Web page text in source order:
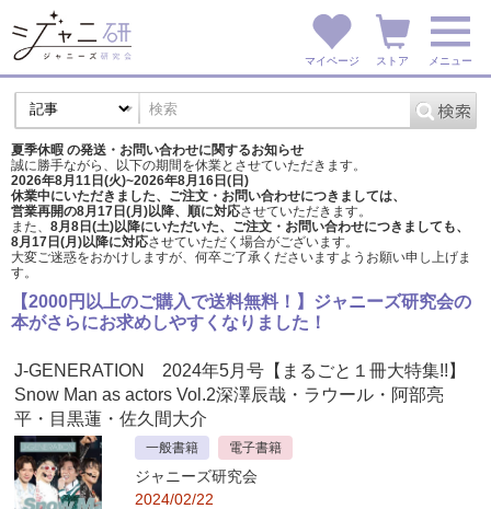
マイページ ストア メニュー
夏季休暇 の発送・お問い合わせに関するお知らせ
誠に勝手ながら、以下の期間を休業とさせていただきます。
2026年8月11日(火)~2026年8月16日(日)
休業中にいただきました、ご注文・お問い合わせにつきましては、
営業再開の8月17日(月)以降、順に対応させていただきます。
また、 8月8日(土)以降にいただいた、ご注文・ お問い合わせにつきましても、
8月17日(月)以降に対応させていただく場合がございます。
大変ご迷惑をおかけしますが、 何卒ご了承くださいますようお願い申し上げま
す。
【2000円以上のご購入で送料無料！】ジャニーズ研究会の
本がさらにお求めしやすくなりました！
J-GENERATION 2024年5月号【まるごと１冊大特集!!】
Snow Man as actors Vol.2深澤辰哉・ラウール・阿部亮
平・目黒蓮・佐久間大介
一般書籍 電子書籍
ジャニーズ研究会
2024/02/22